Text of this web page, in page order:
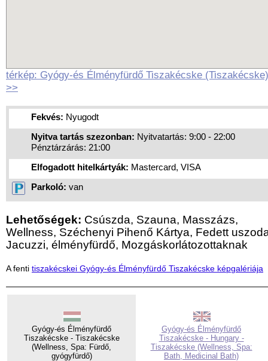
térkép: Gyógy-és Élményfürdő Tiszakécske (Tiszakécske)
>>
Fekvés: Nyugodt
Nyitva tartás szezonban: Nyitvatartás: 9:00 - 22:00
Pénztárzárás: 21:00
Elfogadott hitelkártyák: Mastercard, VISA
Parkoló: van
Lehetőségek: Csúszda, Szauna, Masszázs,
Wellness, Széchenyi Pihenő Kártya, Fedett
Jacuzzi, élményfürdő, Mozgáskorlátozottaknak
A fenti tiszakécskei Gyógy-és Élményfürdő Tiszakécske képgalériája
Gyógy-és Élményfürdő
Tiszakécske - Tiszakécske
(Wellness, Spa: Fürdő,
gyógyfürdő)
Gyógy-és Élményfürdő
Tiszakécske - Hungary -
Tiszakécske (Wellness, Spa:
Bath, Medicinal Bath)